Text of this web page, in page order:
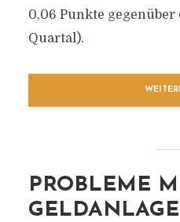
0,06 Punkte
Quartal).
PROBLEME